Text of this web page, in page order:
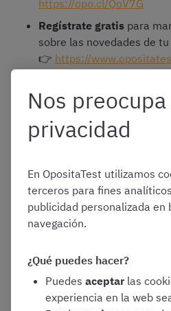
https://opo.cl/QoV7G
Regístrate gratis para
sobre las novedades de
👉 https://
¿Tienes dudas?Probablemente
aquí, escríbenos a
919040798 y te ayudaremos.
Nos
privacidad
En OpositaTest utilizamos
terceros para fines
publicidad personalizada en
navegación.
¿Qué puedes hacer?
Puedes aceptar las
experiencia en la web